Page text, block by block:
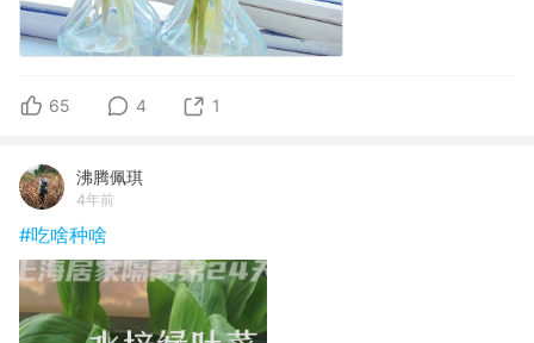
65 4 1
沸腾佩琪
4年前
#吃啥种啥